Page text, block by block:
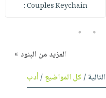
Couples Keychain :
4
5
المزيد من البنود »
/كل المواضيع/أدب